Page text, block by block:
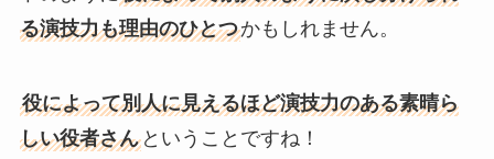
る演技力も理由のひとつかもしれません。
役によって別人に見えるほど演技力のある素晴ら
しい役者さんということですね！